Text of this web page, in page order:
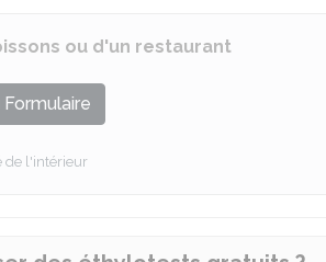
ou d'un restaurant
de l'intérieur